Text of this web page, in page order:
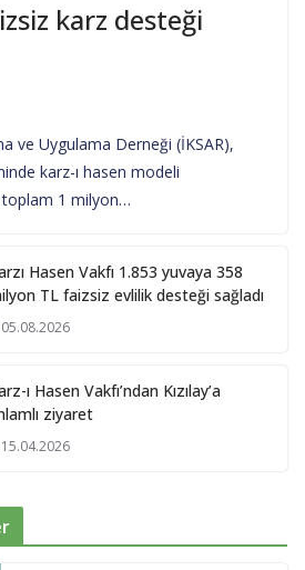
karz desteği
ve Uygulama Derneği (İKSAR),
karz-ı hasen modeli
toplam 1 milyon…
Hasen Vakfı 1.853 yuvaya 358
TL faizsiz evlilik desteği sağladı
05.08.2026
ı Hasen Vakfı’ndan Kızılay’a
ziyaret
15.04.2026